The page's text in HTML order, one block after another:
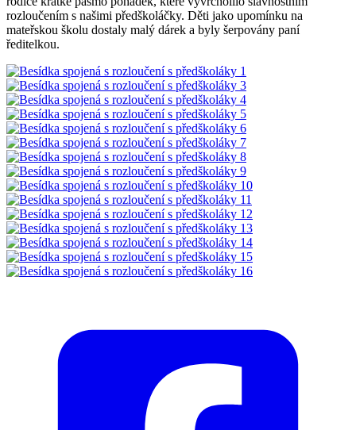
rozloučením s našimi předškoláčky. Děti jako upomínku na
mateřskou školu dostaly malý dárek a byly šerpovány paní
ředitelkou.